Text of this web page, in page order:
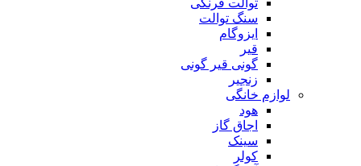
توالت فرنگی
سنگ توالت
ایزوگام
قیر
گونی قیر گونی
زنجیر
لوازم خانگی
هود
اجاق گاز
سینک
کولر